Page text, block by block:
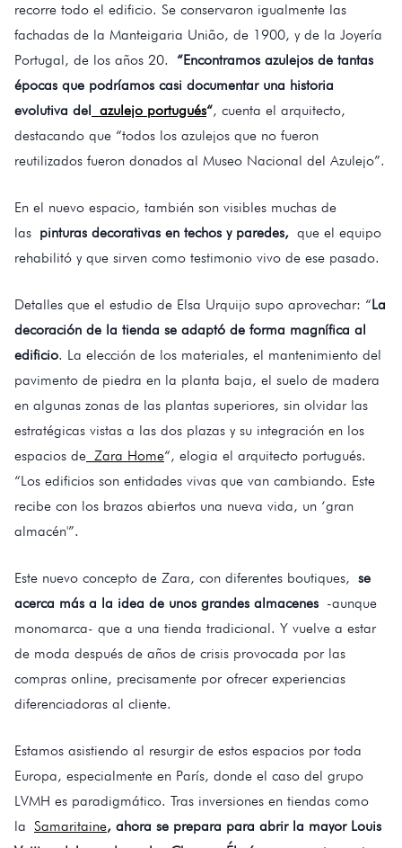
recorre todo el edificio. Se conservaron igualmente las
fachadas de la Manteigaria União, de 1900, y de la Joyería
Portugal, de los años 20. “Encontramos azulejos de tantas
épocas que podríamos casi documentar una historia
evolutiva del azulejo portugués“, cuenta el arquitecto,
destacando que “todos los azulejos que no fueron
reutilizados fueron donados al Museo Nacional del Azulejo”.
En el nuevo espacio, también son visibles muchas de
las pinturas decorativas en techos y paredes, que el equipo
rehabilitó y que sirven como testimonio vivo de ese pasado.
Detalles que el estudio de Elsa Urquijo supo aprovechar: “La
decoración de la tienda se adaptó de forma magnífica al
edificio. La elección de los materiales, el mantenimiento del
pavimento de piedra en la planta baja, el suelo de madera
en algunas zonas de las plantas superiores, sin olvidar las
estratégicas vistas a las dos plazas y su integración en los
espacios de Zara Home“, elogia el arquitecto portugués.
“Los edificios son entidades vivas que van cambiando. Este
recibe con los brazos abiertos una nueva vida, un ‘gran
almacén'”.
Este nuevo concepto de Zara, con diferentes boutiques, se
acerca más a la idea de unos grandes almacenes -aunque
monomarca- que a una tienda tradicional. Y vuelve a estar
de moda después de años de crisis provocada por las
compras online, precisamente por ofrecer experiencias
diferenciadoras al cliente.
Estamos asistiendo al resurgir de estos espacios por toda
Europa, especialmente en París, donde el caso del grupo
LVMH es paradigmático. Tras inversiones en tiendas como
la Samaritaine, ahora se prepara para abrir la mayor Louis